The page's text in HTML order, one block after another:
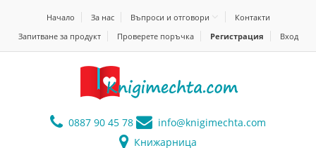
Начало За нас Въпроси и отговори
Контакти
Запитване за продукт
Проверете поръчка Регистрация Вход
0887 90 45 78 info@knigimechta.com
Книжарница